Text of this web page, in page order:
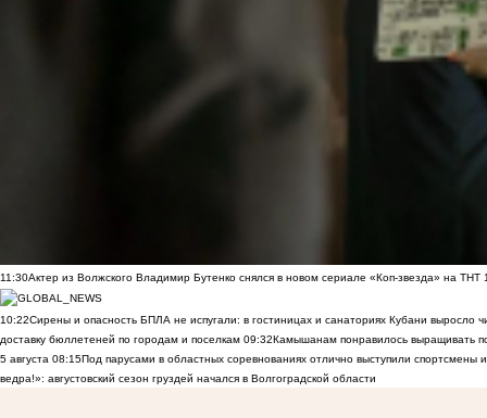
11:30Актер из Волжского Владимир Бутенко снялся в новом сериале «Коп-звезда» на ТНТ
10:22Сирены и опасность БПЛА не испугали: в гостиницах и санаториях Кубани выросло
доставку бюллетеней по городам и поселкам 09:32Камышанам понравилось выращивать
5 августа 08:15Под парусами в областных соревнованиях отлично выступили спортсмены
ведра!»: августовский сезон груздей начался в Волгоградской области